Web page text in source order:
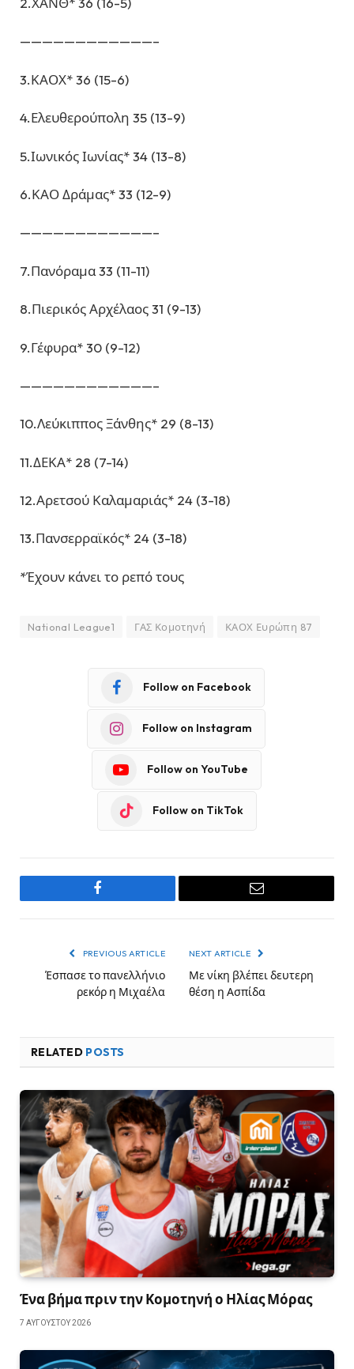
————————————–
3.ΚΑΟΧ* 36 (15-6)
4.Ελευθερούπολη 35 (13-9)
5.Ιωνικός Ιωνίας* 34 (13-8)
6.ΚΑΟ Δράμας* 33 (12-9)
————————————–
7.Πανόραμα 33 (11-11)
8.Πιερικός Αρχέλαος 31 (9-13)
9.Γέφυρα* 30 (9-12)
————————————–
10.Λεύκιππος Ξάνθης* 29 (8-13)
11.ΔΕΚΑ* 28 (7-14)
12.Αρετσού Καλαμαριάς* 24 (3-18)
13.Πανσερραϊκός* 24 (3-18)
*Έχουν κάνει το ρεπό τους
National League1 ΓΑΣ Κομοτηνή ΚΑΟΧ Ευρώπη 87
Follow on Facebook
Follow on Instagram
Follow on YouTube
Follow on TikTok
Facebook Email
PREVIOUS ARTICLE
Έσπασε το πανελλήνιο
ρεκόρ η Μιχαέλα
NEXT ARTICLE
Με νίκη βλέπει δευτερη
θέση η Ασπίδα
RELATED POSTS
Ένα βήμα πριν την Κομοτηνή ο Ηλίας Μόρας
7 ΑΥΓΟΎΣΤΟΥ 2026